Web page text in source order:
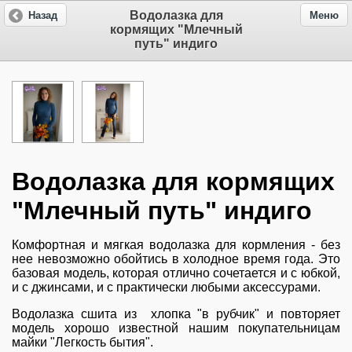
Водолазка для
кормящих "Млечный
путь" индиго
Назад Меню
Водолазка для кормящих
"Млечный путь" индиго
Комфортная и мягкая водолазка для кормления - без
нее невозможно обойтись в холодное время года. Это
базовая модель, которая отлично сочетается и с юбкой,
и с джинсами, и с практически любыми аксессурами.
Водолазка сшита из хлопка "в рубчик" и повторяет
модель хорошо известной нашим покупательницам
майки "Легкость бытия".